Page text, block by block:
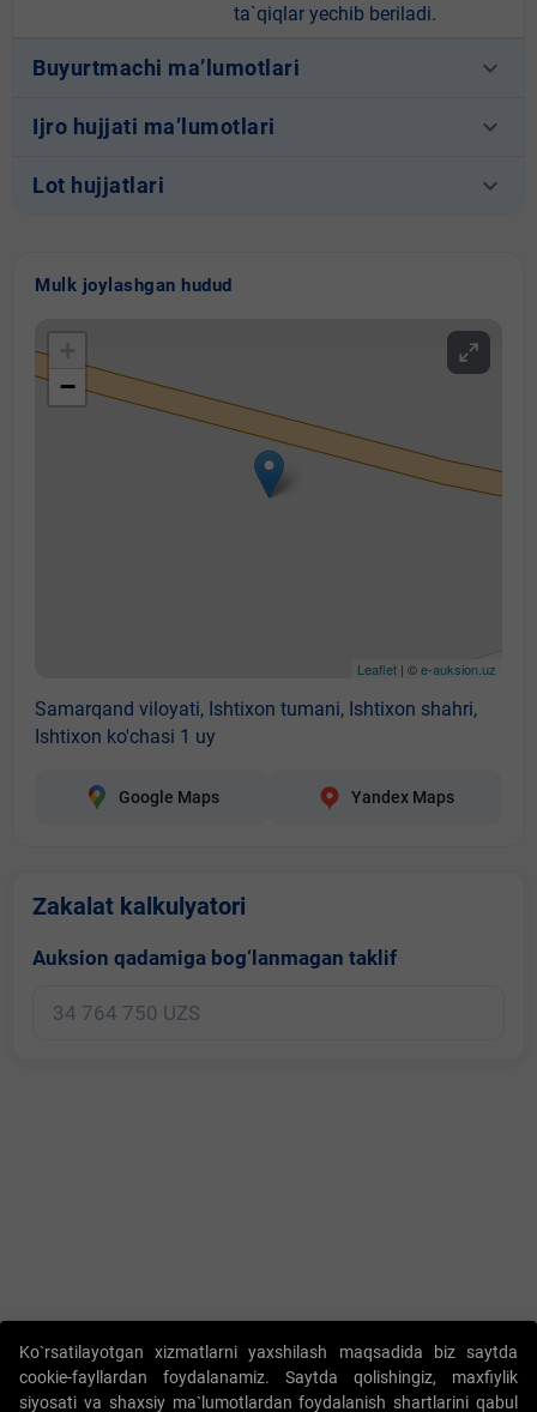
ta`qiqlar yechib beriladi.
Buyurtmachi ma’lumotlari keyboard_arrow_down
Ijro hujjati ma’lumotlari keyboard_arrow_down
Lot hujjatlari keyboard_arrow_down
Mulk joylashgan hudud
−
Leaflet | ©e-auksion.uz
Samarqand viloyati, Ishtixon tumani, Ishtixon shahri,
Ishtixon ko'chasi 1 uy
Google Maps Yandex Maps
Zakalat kalkulyatori
Auksion qadamiga bog‘lanmagan taklif
Copyright © 2017-2026. "Elektron onlayn-auksionlarni tashkil etish"
AJ. Barcha huquqlar himoyalangan
Ko`rsatilayotgan xizmatlarni yaxshilash maqsadida biz saytda
cookie-fayllardan foydalanamiz. Saytda qolishingiz, maxfiylik
siyosati va shaxsiy ma`lumotlardan foydalanish shartlarini qabul